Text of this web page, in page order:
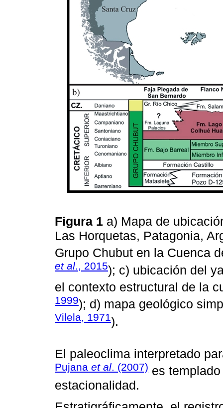
Figura 1 a) Mapa de
Las Horquetas, Patagonia,
Grupo Chubut en la Cuenca
et al., 2015); c) ubicación del
el contexto estructural de la
1999); d) mapa geológico
Vilela, 1971).
El paleoclima interpretado
Pujana et al. (2007) es
estacionalidad.